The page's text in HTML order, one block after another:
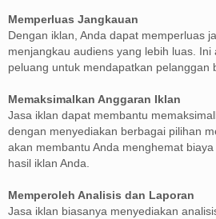
Memperluas Jangkauan
Dengan iklan, Anda dapat memperluas
menjangkau audiens yang lebih luas. Ini
peluang untuk mendapatkan pelanggan
Memaksimalkan Anggaran Iklan
Jasa iklan dapat membantu
dengan menyediakan berbagai pilihan
akan membantu Anda menghemat
hasil iklan Anda.
Memperoleh Analisis dan Laporan
Jasa iklan biasanya menyediakan